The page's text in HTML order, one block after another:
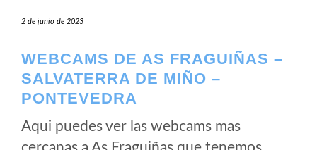
2 de junio de 2023
WEBCAMS DE AS FRAGUIÑAS –
SALVATERRA DE MIÑO –
PONTEVEDRA
Aqui puedes ver las webcams mas